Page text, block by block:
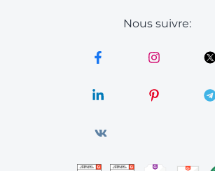
Nous suivre: